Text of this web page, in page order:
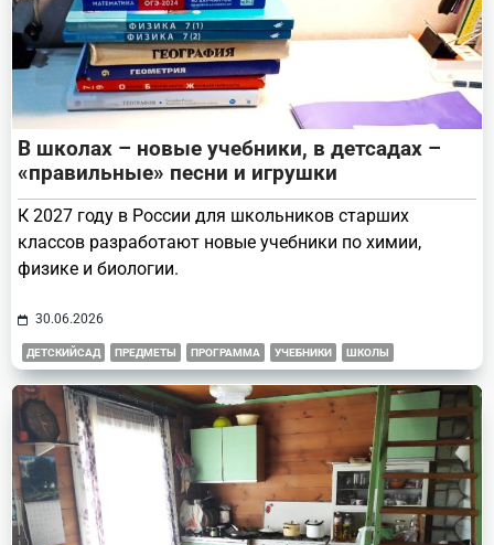
В школах – новые учебники, в детсадах –
«правильные» песни и игрушки
К 2027 году в России для школьников старших
классов разработают новые учебники по химии,
физике и биологии.
30.06.2026
ДЕТСКИЙСАД ПРЕДМЕТЫ ПРОГРАММА УЧЕБНИКИ ШКОЛЫ